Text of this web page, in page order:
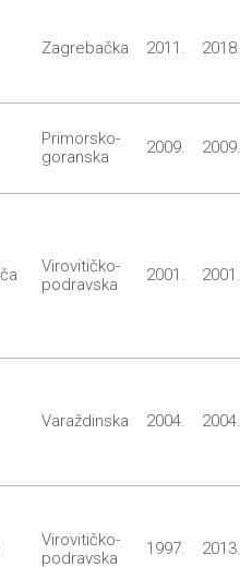
Zagrebačka 2011. 2018.
Primorsko-
goranska
2009. 2009.
Virovitičko-
podravska
2001. 2001.
Varaždinska 2004. 2004.
Virovitičko-
podravska
1997. 2013.